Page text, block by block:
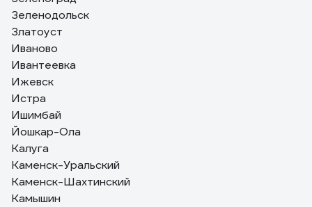
Зеленодольск
Златоуст
Иваново
Ивантеевка
Ижевск
Истра
Ишимбай
Йошкар-Ола
Калуга
Каменск-Уральский
Каменск-Шахтинский
Камышин